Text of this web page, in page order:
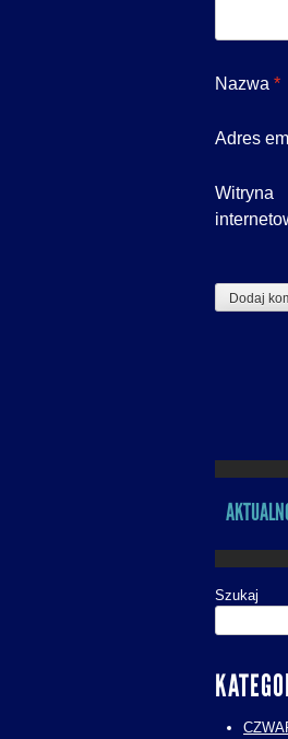
Nazwa *
Adres
Witryna
MENU
Szukaj